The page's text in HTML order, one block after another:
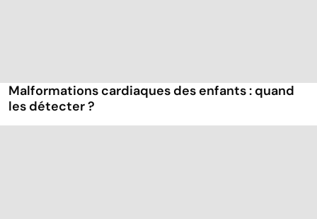
Malformations cardiaques des enfants : quand
les détecter ?